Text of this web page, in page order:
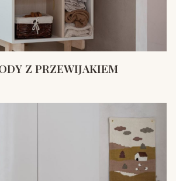
Z PRZEWIJAKIEM